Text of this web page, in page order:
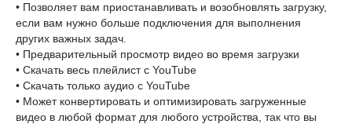
• Позволяет вам приостанавливать и возобновлять загрузку,
если вам нужно больше подключения для выполнения
других важных задач.
• Предварительный просмотр видео во время загрузки
• Скачать весь плейлист с YouTube
• Скачать только аудио с YouTube
• Может конвертировать и оптимизировать загруженные
видео в любой формат для любого устройства, так что вы